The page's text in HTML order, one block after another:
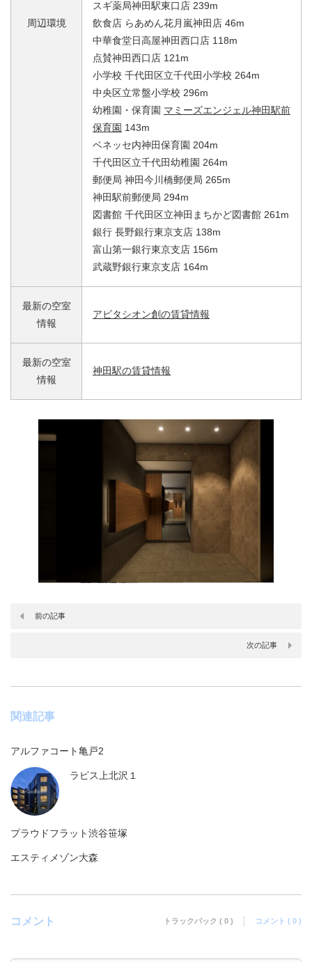
周辺環境
スギ薬局神田駅東口店 239m
飲食店 らあめん花月嵐神田店 46m
中華食堂日高屋神田西口店 118m
点賛神田西口店 121m
小学校 千代田区立千代田小学校 264m
中央区立常盤小学校 296m
幼稚園・保育園 マミーズエンジェル神田駅前
保育園 143m
ベネッセ内神田保育園 204m
千代田区立千代田幼稚園 264m
郵便局 神田今川橋郵便局 265m
神田駅前郵便局 294m
図書館 千代田区立神田まちかど図書館 261m
銀行 長野銀行東京支店 138m
富山第一銀行東京支店 156m
武蔵野銀行東京支店 164m
最新の空室
情報
アビタシオン創の賃貸情報
最新の空室
情報
神田駅の賃貸情報
前の記事
次の記事
関連記事
アルファコート亀戸2
ラピス上北沢１
プラウドフラット渋谷笹塚
エスティメゾン大森
コメント トラックバック ( 0 ) コメント ( 0 )